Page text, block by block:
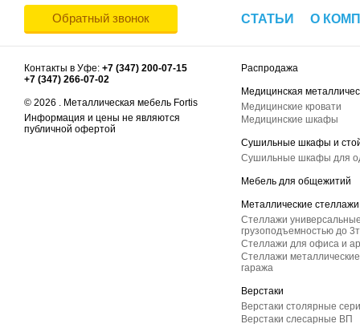
Обратный звонок СТАТЬИ О
Контакты в Уфе: +7 (347) 200-07-15
+7 (347) 266-07-02
© 2026 . Металлическая мебель Fortis
Информация и цены не являются
публичной офертой
Распродажа
Медицинская
Медицинские кровати
Медицинские шкафы
Сушильные шкафы и
Сушильные шкафы для
Мебель для общежитий
Металлические стеллажи
Стеллажи
грузоподъемностью до
Стеллажи для офиса и
Стеллажи
гаража
Верстаки
Верстаки столярные
Верстаки слесарные ВП